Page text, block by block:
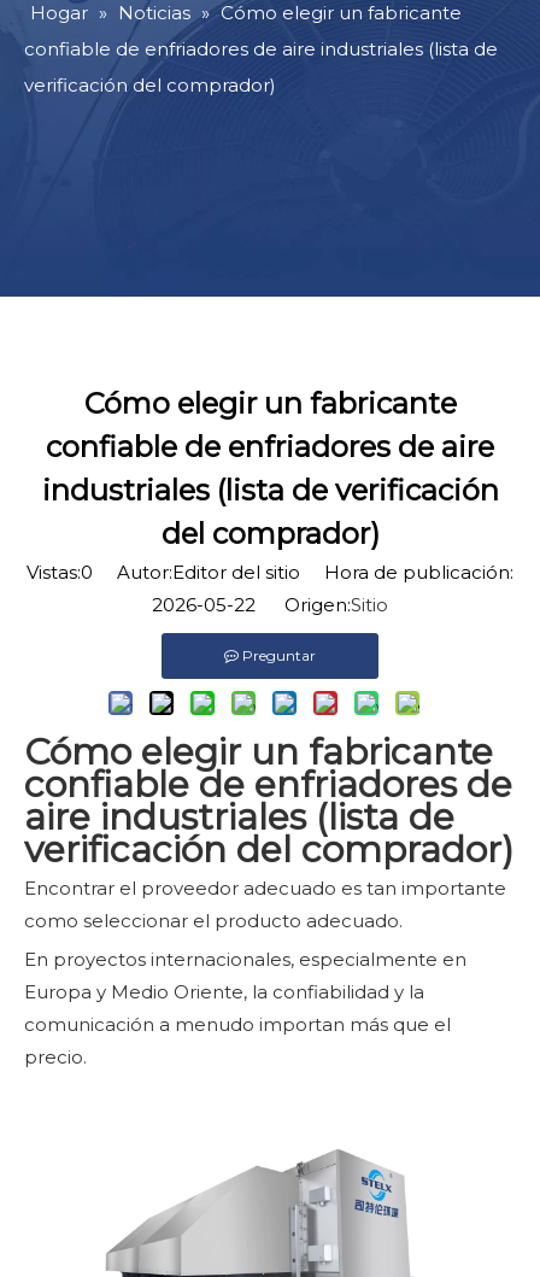
Hogar » Noticias » Cómo elegir un fabricante
confiable de enfriadores de aire industriales (lista de
verificación del comprador)
Cómo elegir un fabricante
confiable de enfriadores de aire
industriales (lista de verificación
del comprador)
Vistas:0 Autor:Editor del sitio Hora de publicación:
2026-05-22 Origen:Sitio
Preguntar
Cómo elegir un fabricante
confiable de enfriadores de
aire industriales (lista de
verificación del comprador)
Encontrar el proveedor adecuado es tan importante
como seleccionar el producto adecuado.
En proyectos internacionales, especialmente en
Europa y Medio Oriente, la confiabilidad y la
comunicación a menudo importan más que el
precio.